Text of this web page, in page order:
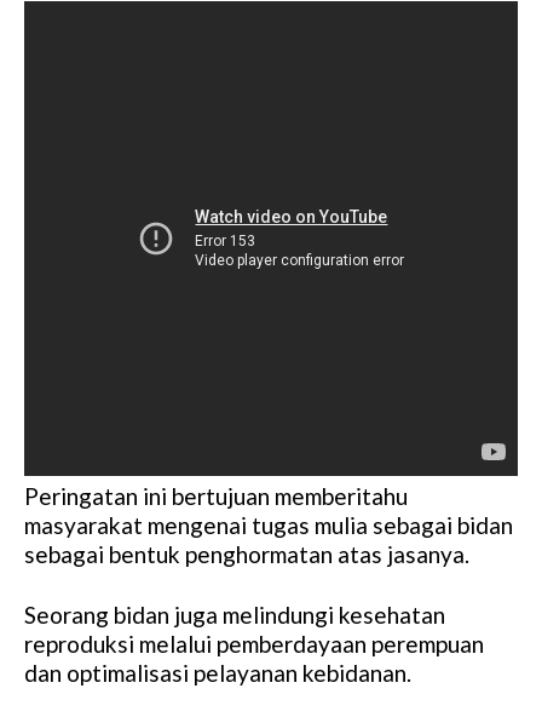
Peringatan ini bertujuan memberitahu
masyarakat mengenai tugas mulia sebagai bidan
sebagai bentuk penghormatan atas jasanya.
Seorang bidan juga melindungi kesehatan
reproduksi melalui pemberdayaan perempuan
dan optimalisasi pelayanan kebidanan.